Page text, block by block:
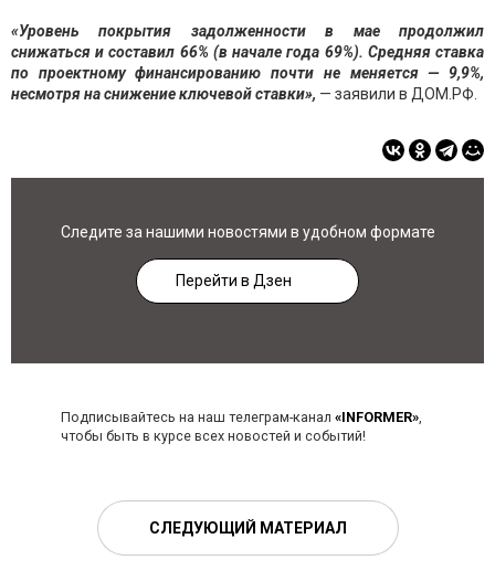
«Уровень покрытия задолженности в мае продолжил
снижаться и составил 66% (в начале года 69%). Средняя ставка
по проектному финансированию почти не меняется — 9,9%,
несмотря на снижение ключевой ставки», — заявили в ДОМ.РФ.
Следите за нашими новостями в удобном формате
Перейти в Дзен
Подписывайтесь на наш телеграм-канал «INFORMER»,
чтобы быть в курсе всех новостей и событий!
СЛЕДУЮЩИЙ МАТЕРИАЛ